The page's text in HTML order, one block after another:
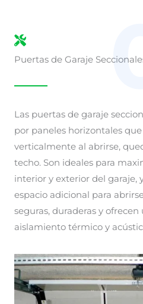
Puertas de Garaje
Las puertas de garaje
por paneles horizontales
verticalmente al abrirse,
techo. Son ideales para
interior y exterior del garaje,
espacio adicional para
seguras, duraderas y
aislamiento térmico y